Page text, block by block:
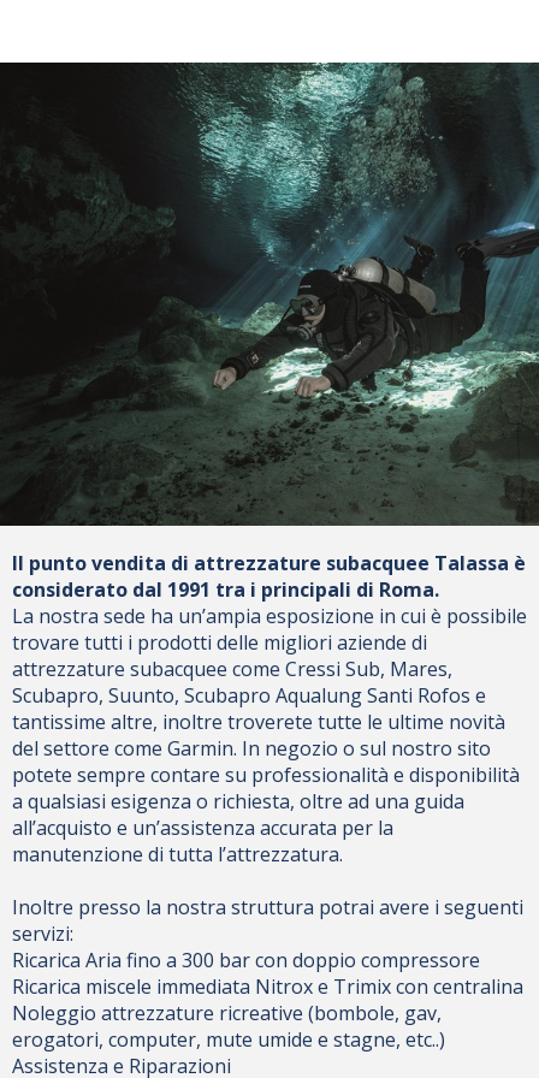
Il punto vendita di attrezzature subacquee Talassa è
considerato dal 1991 tra i principali di Roma.
La nostra sede ha un’ampia esposizione in cui è possibile
trovare tutti i prodotti delle migliori aziende di
attrezzature subacquee come Cressi Sub, Mares,
Scubapro, Suunto, Scubapro Aqualung Santi Rofos e
tantissime altre, inoltre troverete tutte le ultime novità
del settore come Garmin. In negozio o sul nostro sito
potete sempre contare su professionalità e disponibilità
a qualsiasi esigenza o richiesta, oltre ad una guida
all’acquisto e un’assistenza accurata per la
manutenzione di tutta l’attrezzatura.
Inoltre presso la nostra struttura potrai avere i seguenti
servizi:
Ricarica Aria fino a 300 bar con doppio compressore
Ricarica miscele immediata Nitrox e Trimix con centralina
Noleggio attrezzature ricreative (bombole, gav,
erogatori, computer, mute umide e stagne, etc..)
Assistenza e Riparazioni